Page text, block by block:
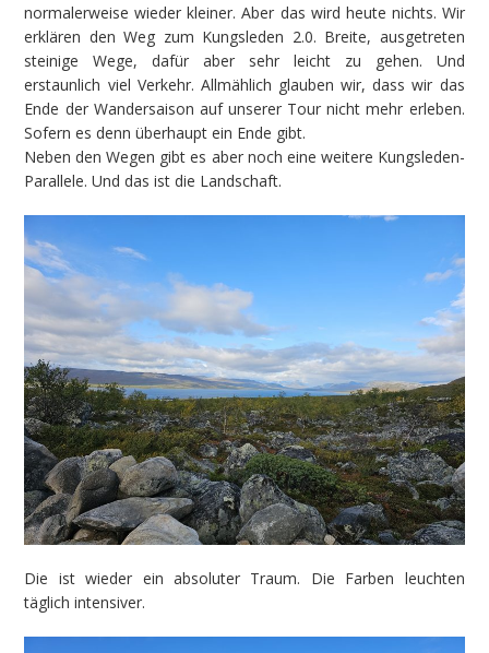
normalerweise wieder kleiner. Aber das wird heute nichts. Wir
erklären den Weg zum Kungsleden 2.0. Breite, ausgetreten
steinige Wege, dafür aber sehr leicht zu gehen. Und
erstaunlich viel Verkehr. Allmählich glauben wir, dass wir das
Ende der Wandersaison auf unserer Tour nicht mehr erleben.
Sofern es denn überhaupt ein Ende gibt.
Neben den Wegen gibt es aber noch eine weitere Kungsleden-
Parallele. Und das ist die Landschaft.
Die ist wieder ein absoluter Traum. Die Farben leuchten
täglich intensiver.